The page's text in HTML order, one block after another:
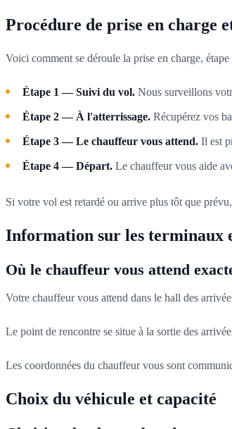
Procédure de prise en charge
Voici comment se déroule la prise en charge, étape
Étape 1 — Suivi du vol. Nous surveillons
Étape 2 — À l'atterrissage. Récupérez vos
Étape 3 — Le chauffeur vous attend. Il est
Étape 4 — Départ. Le chauffeur vous aide
Si votre vol est retardé ou arrive plus tôt que
Information sur les terminaux
Où le chauffeur vous attend
Votre chauffeur vous attend dans le hall des
Le point de rencontre se situe à la sortie des
Les coordonnées du chauffeur vous sont
Choix du véhicule et capacité